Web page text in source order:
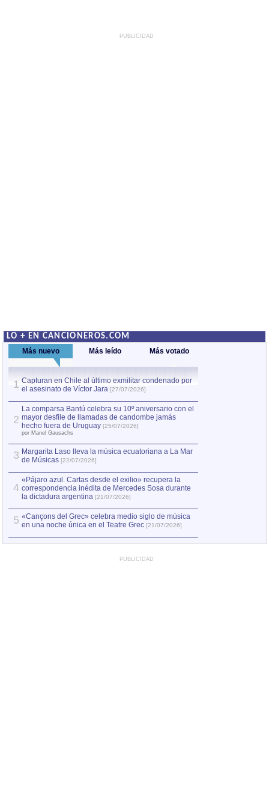
PUBLICIDAD
LO + EN CANCIONEROS.COM
Más nuevo Más leído Más votado
1 Capturan en Chile al último exmilitar condenado por
el asesinato de Víctor Jara [27/07/2026]
2
La comparsa Bantú celebra su 10º aniversario con el
mayor desfile de llamadas de candombe jamás
hecho fuera de Uruguay [25/07/2026]
por Manel Gausachs
3 Margarita Laso lleva la música ecuatoriana a La Mar
de Músicas [22/07/2026]
4
«Pájaro azul. Cartas desde el exilio» recupera la
correspondencia inédita de Mercedes Sosa durante
la dictadura argentina [21/07/2026]
5 «Cançons del Grec» celebra medio siglo de música
en una noche única en el Teatre Grec [21/07/2026]
PUBLICIDAD